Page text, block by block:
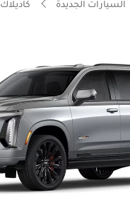
السيارات الجديدة كاديلاك